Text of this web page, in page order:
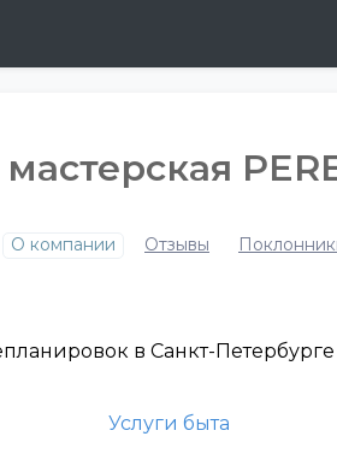
О компании Отзывы
в Санкт-Петербурге
Услуги быта